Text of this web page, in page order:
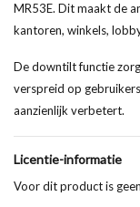
MR53E. Dit maakt de
kantoren, winkels,
De downtilt functie
verspreid op
aanzienlijk verbetert.
Licentie-informatie
Voor dit product is